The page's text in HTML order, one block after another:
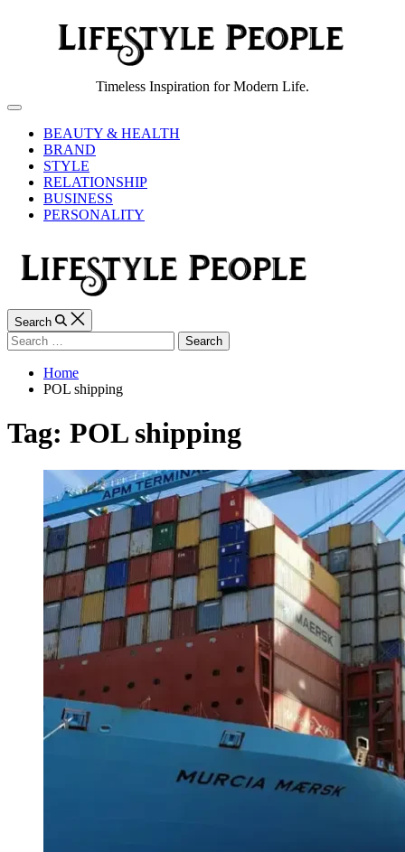
People
Timeless Inspiration for Modern Life.
Off
CanvasBEAUTY & HEALTH
BRAND
STYLE
RELATIONSHIP
BUSINESS
PERSONALITY
Search
Search
for:
Home
POL shipping
Tag: POL shipping